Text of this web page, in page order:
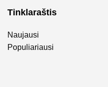
Tinklaraštis
Naujausi
Populiariausi